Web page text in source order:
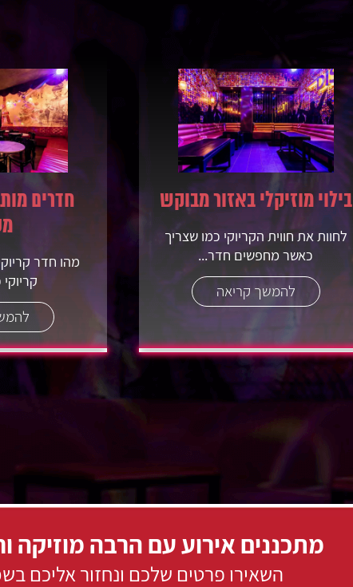
בילוי מוזיקלי באזור מבוקש
לחוות את חווית הקריוקי כמו שצריך
כאשר מחפשים חדר...
להמשך קריאה
חדרים
מהו חדר
מתכננים אירוע עם הרבה מוזיקה
השאירו פרטים שלכם ונחזור אליכם